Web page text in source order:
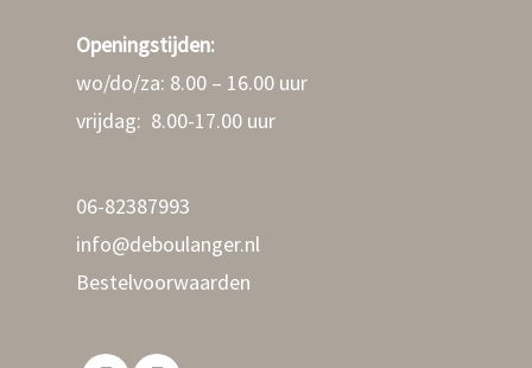
Openingstijden:
wo/do/za: 8.00 – 16.00 uur
vrijdag: 8.00-17.00 uur
06-82387993
info@deboulanger.nl
Bestelvoorwaarden